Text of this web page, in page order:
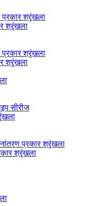
प्रकार श्रृंखला
श्रृंखला
प्रकार श्रृंखला
श्रृंखला
सीरीज
प्रकार श्रृंखला
श्रृंखला